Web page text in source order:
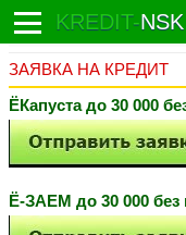
KREDIT-NSK
ЗАЯВКА НА КРЕДИТ
ЁКапуста до 30 000
Ё-ЗАЕМ до 30 000 без